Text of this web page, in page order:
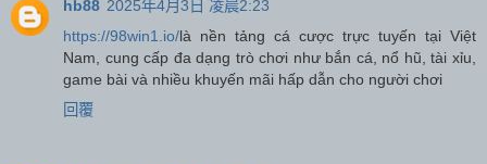
hb88 2025年4月3日 凌晨2:23
https://98win1.io/là nền tảng cá cược trực tuyến tại Việt
Nam, cung cấp đa dạng trò chơi như bắn cá, nổ hũ, tài xỉu,
game bài và nhiều khuyến mãi hấp dẫn cho người chơi
回覆